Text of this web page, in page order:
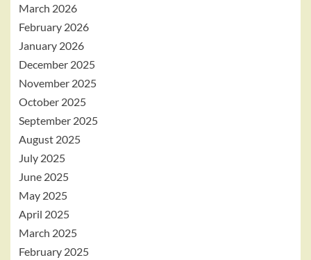
March 2026
February 2026
January 2026
December 2025
November 2025
October 2025
September 2025
August 2025
July 2025
June 2025
May 2025
April 2025
March 2025
February 2025